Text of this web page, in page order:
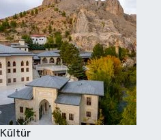
Kültür